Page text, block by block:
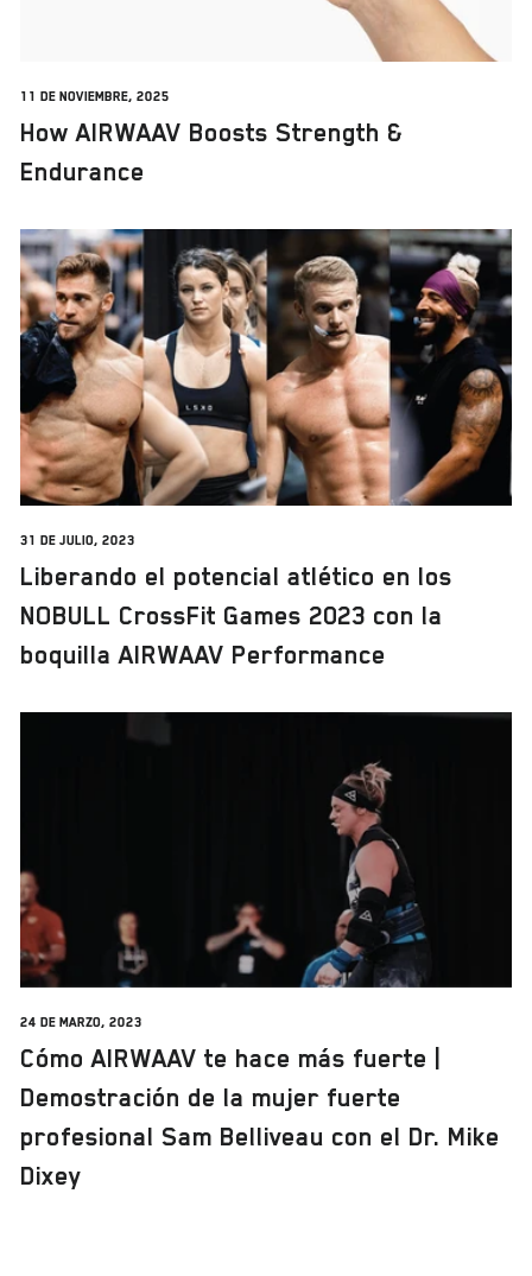
11 de noviembre, 2025
How AIRWAAV Boosts Strength &
Endurance
31 de julio, 2023
Liberando el potencial atlético en los
NOBULL CrossFit Games 2023 con la
boquilla AIRWAAV Performance
24 de marzo, 2023
Cómo AIRWAAV te hace más fuerte |
Demostración de la mujer fuerte
profesional Sam Belliveau con el Dr. Mike
Dixey